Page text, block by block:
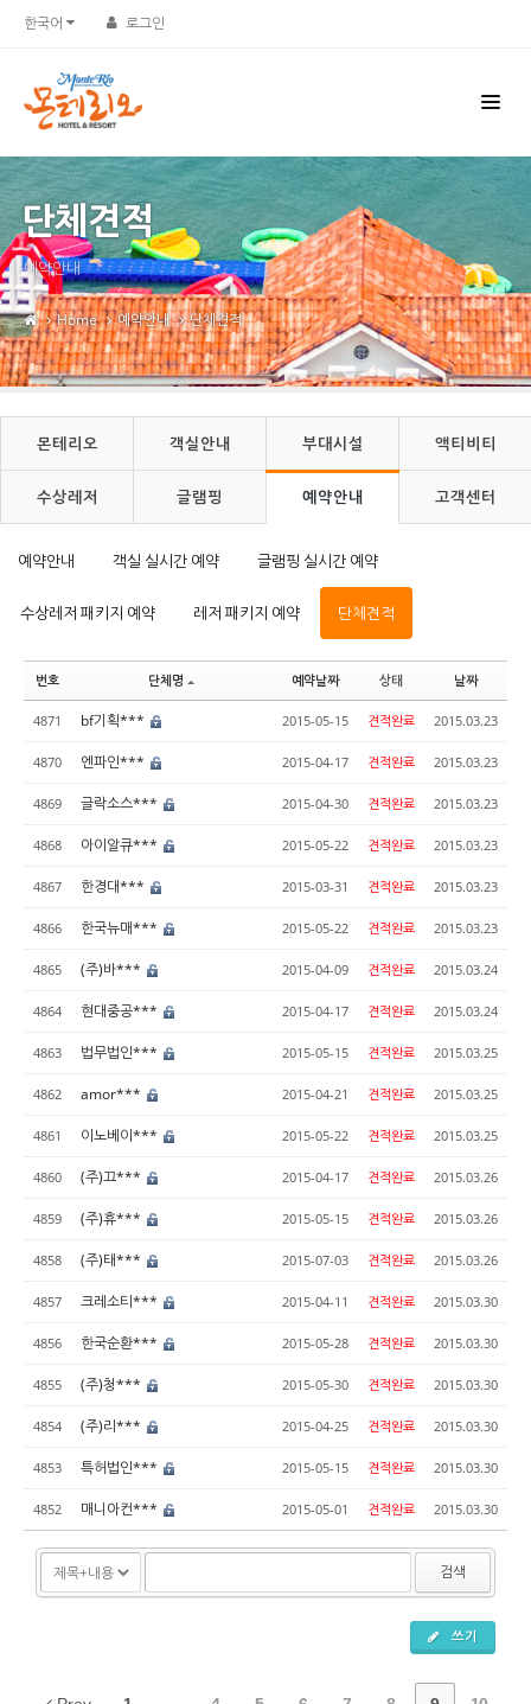
한국어 로그인
단체견적
예약안내
Home 예약안내 단체견적
몬테리오 객실안내 부대시설 액티비티
수상레저 글램핑 예약안내 고객센터
예약안내 객실 실시간 예약 글램핑 실시간 예약
수상레저 패키지 예약 레저 패키지 예약 단체견적
번호 단체명 예약날짜 상태 날짜
4871 bf기획*** 2015-05-15 견적완료 2015.03.23
4870 엔파인*** 2015-04-17 견적완료 2015.03.23
4869 글락소스*** 2015-04-30 견적완료 2015.03.23
4868 아이알큐*** 2015-05-22 견적완료 2015.03.23
4867 한경대*** 2015-03-31 견적완료 2015.03.23
4866 한국뉴매*** 2015-05-22 견적완료 2015.03.23
4865 (주)바*** 2015-04-09 견적완료 2015.03.24
4864 현대중공*** 2015-04-17 견적완료 2015.03.24
4863 법무법인*** 2015-05-15 견적완료 2015.03.25
4862 amor*** 2015-04-21 견적완료 2015.03.25
4861 이노베이*** 2015-05-22 견적완료 2015.03.25
4860 (주)끄*** 2015-04-17 견적완료 2015.03.26
4859 (주)휴*** 2015-05-15 견적완료 2015.03.26
4858 (주)태*** 2015-07-03 견적완료 2015.03.26
4857 크레소티*** 2015-04-11 견적완료 2015.03.30
4856 한국순환*** 2015-05-28 견적완료 2015.03.30
4855 (주)청*** 2015-05-30 견적완료 2015.03.30
4854 (주)리*** 2015-04-25 견적완료 2015.03.30
4853 특허법인*** 2015-05-15 견적완료 2015.03.30
4852 매니아컨*** 2015-05-01 견적완료 2015.03.30
검색
쓰기
Sketchbook5, 스케치북5